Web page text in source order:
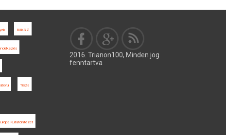
BUKSZ
Tisza
Kutatóintézet
2016. Trianon100, Minden jog
fenntartva